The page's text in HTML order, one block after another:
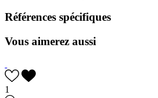
Références spécifiques
Vous aimerez aussi
1